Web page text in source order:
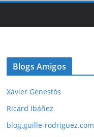
Blogs Amigos
Xavier Genestós
Ricard Ibáñez
blog.guille-rodriguez.com